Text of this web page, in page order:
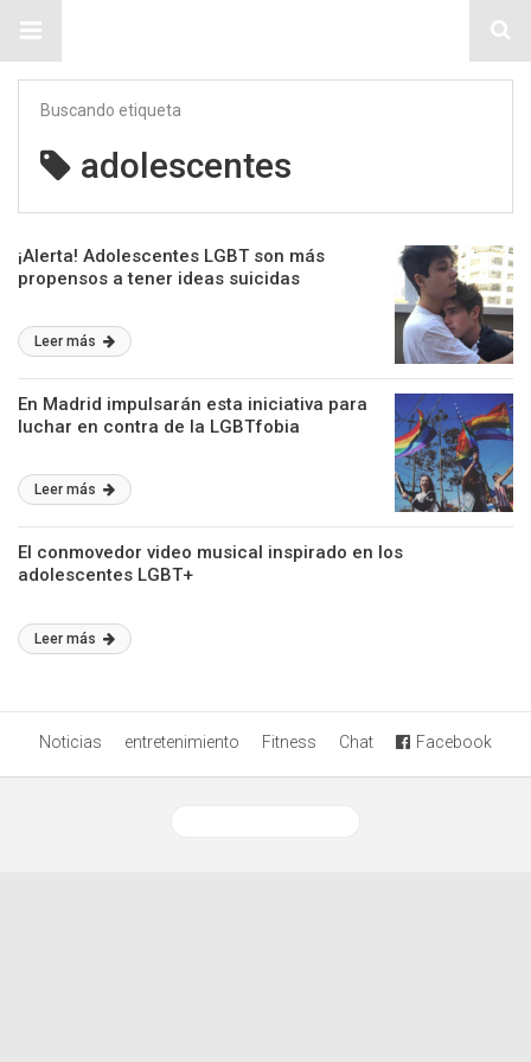
Buscando etiqueta
adolescentes
¡Alerta! Adolescentes LGBT son más
propensos a tener ideas suicidas
Leer más
En Madrid impulsarán esta iniciativa para
luchar en contra de la LGBTfobia
Leer más
El conmovedor video musical inspirado en los
adolescentes LGBT+
Leer más
Noticias entretenimiento Fitness Chat Facebook